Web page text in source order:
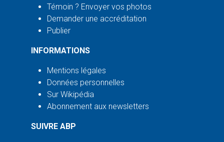
Témoin ? Envoyer vos photos
Demander une accréditation
Publier
INFORMATIONS
Mentions légales
Données personnelles
Sur Wikipédia
Abonnement aux newsletters
SUIVRE ABP